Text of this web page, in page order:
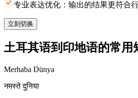
专业表达优化：输出的结果更符合
立刻切换
土耳其语到印地语的常用
Merhaba Dünya
नमस्ते दुनिया